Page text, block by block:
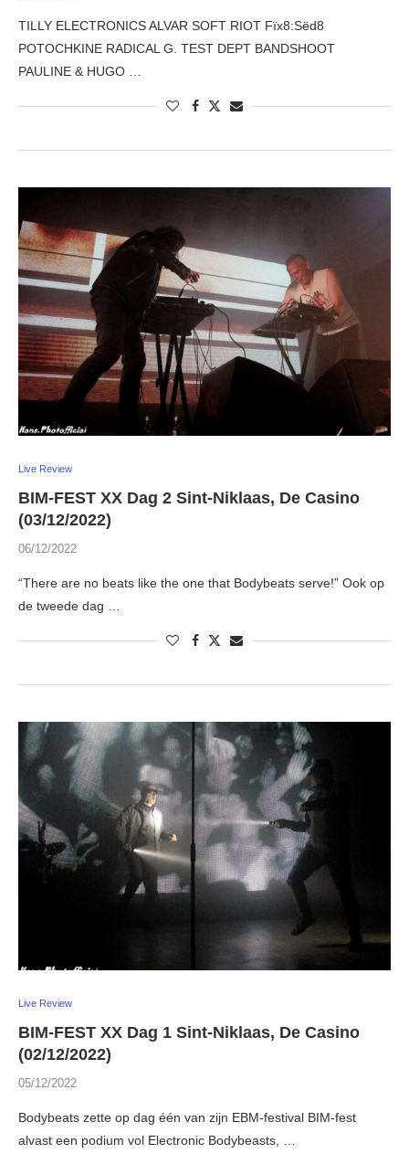
TILLY ELECTRONICS ALVAR SOFT RIOT Fïx8:Sëd8
POTOCHKINE RADICAL G. TEST DEPT BANDSHOOT
PAULINE & HUGO …
Live Review
BIM-FEST XX Dag 2 Sint-Niklaas, De Casino
(03/12/2022)
06/12/2022
“There are no beats like the one that Bodybeats serve!” Ook op
de tweede dag …
Live Review
BIM-FEST XX Dag 1 Sint-Niklaas, De Casino
(02/12/2022)
05/12/2022
Bodybeats zette op dag één van zijn EBM-festival BIM-fest
alvast een podium vol Electronic Bodybeasts, …